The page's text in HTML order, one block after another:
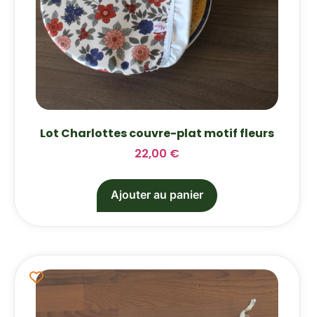
Lot Charlottes couvre-plat motif fleurs
22,00 €
Ajouter au panier